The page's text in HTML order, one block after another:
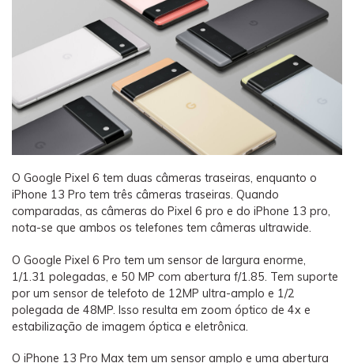
O Google Pixel 6 tem duas câmeras traseiras, enquanto o
iPhone 13 Pro tem três câmeras traseiras. Quando
comparadas, as câmeras do Pixel 6 pro e do iPhone 13 pro,
nota-se que ambos os telefones tem câmeras ultrawide.
O Google Pixel 6 Pro tem um sensor de largura enorme,
1/1.31 polegadas, e 50 MP com abertura f/1.85. Tem suporte
por um sensor de telefoto de 12MP ultra-amplo e 1/2
polegada de 48MP. Isso resulta em zoom óptico de 4x e
estabilização de imagem óptica e eletrônica.
O iPhone 13 Pro Max tem um sensor amplo e uma abertura